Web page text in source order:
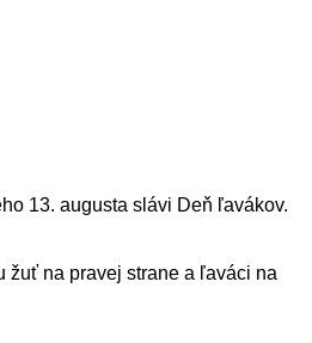
13. augusta slávi Deň ľavákov.
žuť na pravej strane a ľaváci na